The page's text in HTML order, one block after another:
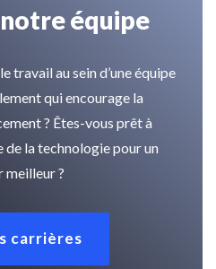
équipe
travail au sein d’une équipe
qui encourage la
? Êtes-vous prêt à
la technologie pour un
meilleur ?
carrières